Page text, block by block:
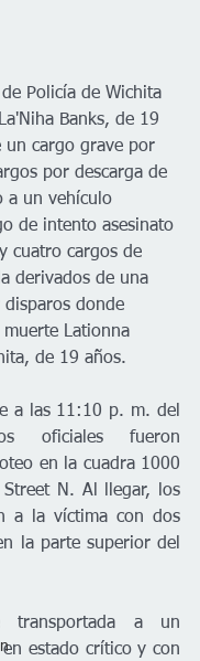
Policía de Wichita
Banks, de 19
un cargo grave por
por descarga de
a un vehículo
de intento asesinato
cuatro cargos de
derivados de una
donde
Lationna
de 19 años.
a las 11:10 p. m. del
oficiales fueron
en la cuadra 1000
N. Al llegar, los
a la víctima con dos
la parte superior del
transportada a un
estado crítico y con